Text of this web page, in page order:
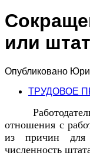
или
Опубликовано
ТРУДОВОЕ
отношения с
из причин для
численность